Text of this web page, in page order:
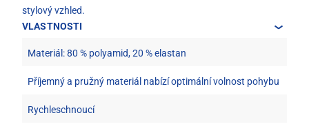
stylový vzhled.
VLASTNOSTI
Materiál: 80 % polyamid, 20 % elastan
Příjemný a pružný materiál nabízí optimální volnost pohybu
Rychleschnoucí